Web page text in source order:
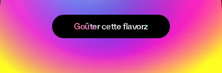
Goûter cette flavorz